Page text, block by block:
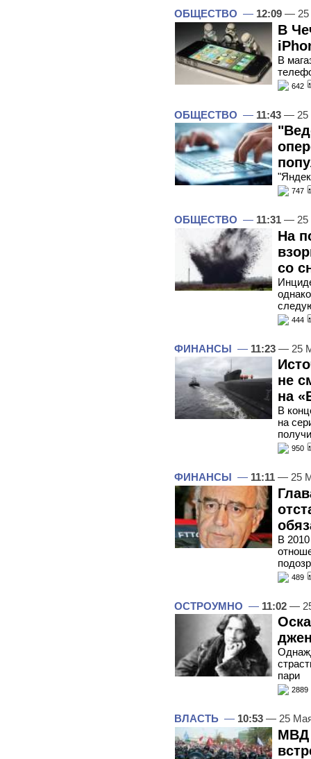
ОБЩЕСТВО — 12:09 — 25
В
В
642
ОБЩЕСТВО — 11:43 — 25
747
ОБЩЕСТВО — 11:31 — 25
На
со
444
ФИНАНСЫ — 11:23 — 25
не
на
В
на
950
ФИНАНСЫ — 11:11 — 25
В
489
ОСТРОУМНО — 11:02 —
пари
2889
ВЛАСТЬ — 10:53 — 25
МВД